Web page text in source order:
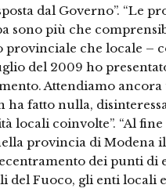
dal Governo”. “Le
sono più che
provinciale che locale –
del 2009 ho
Attendiamo ancora
fatto nulla,
locali coinvolte”. “Al
provincia di Modena
dei punti di
del Fuoco, gli enti locali